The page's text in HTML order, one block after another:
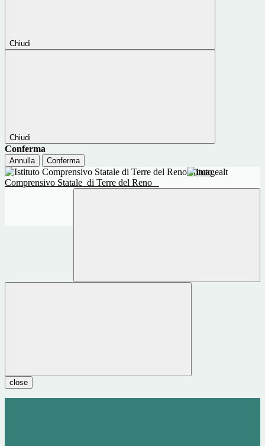
Chiudi
Chiudi
Conferma
Annulla Conferma
Istituto
Comprensivo Statale di Terre del Reno
close